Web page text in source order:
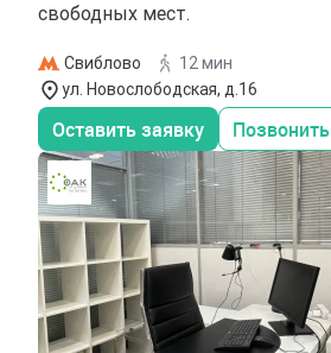
свободных мест.
Свиблово
12 мин
ул. Новослободская, д.16
Оставить заявку Позвонить